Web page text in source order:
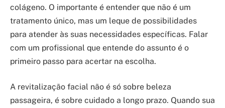
colágeno. O importante é entender que não é um
tratamento único, mas um leque de possibilidades
para atender às suas necessidades específicas. Falar
com um profissional que entende do assunto é o
primeiro passo para acertar na escolha.
A revitalização facial não é só sobre beleza
passageira, é sobre cuidado a longo prazo. Quando sua